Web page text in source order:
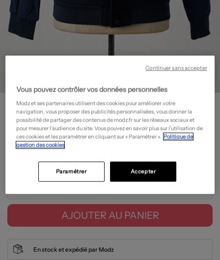
SCOTCH & SODA
Blouson - Poches- Outlet
90,00€
Prix boutique : 225,00€
Guide des tailles
AJOUTER AU PANIER
En stock et expédié par Modz
Vous pouvez contrôler vos données personnelles
Modz et ses partenaires utilisent des cookies pour améliorer votre
navigation, vous proposer des publicités personnalisées, vous donner la
possibilité de partager des contenus de modz.fr sur les réseaux sociaux et
pour mesurer l’audience du site. Vous pouvez en savoir plus sur l’utilisation de
ces cookies et les paramétrer en cliquant sur « Paramétrer ». Politique de
gestion des cookies
Accepter
Paramétrer
Continuer sans accepter